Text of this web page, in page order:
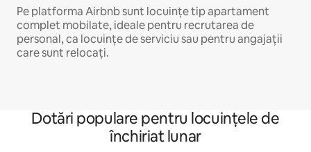
Pe platforma Airbnb sunt locuințe tip apartament
complet mobilate, ideale pentru recrutarea de
personal, ca locuințe de serviciu sau pentru angajații
care sunt relocați.
Dotări populare pentru locuințele de
închiriat lunar